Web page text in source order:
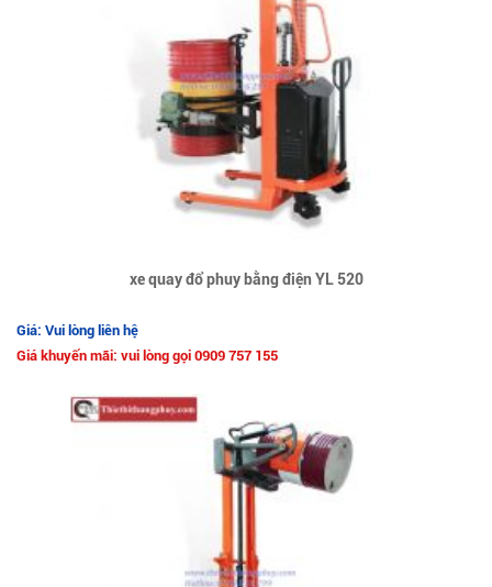
xe quay đổ phuy bằng điện YL 520
Giá: Vui lòng liên hệ
Giá khuyến mãi: vui lòng gọi 0909 757 155